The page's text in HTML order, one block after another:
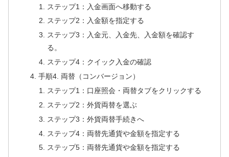
ステップ1：入金画面へ移動する
ステップ2：入金額を指定する
ステップ3：入金元、入金先、入金額を確認す
る。
ステップ4：クイック入金の確認
手順4. 両替（コンバージョン）
ステップ1：口座照会・両替タブをクリックする
ステップ2：外貨両替を選ぶ
ステップ3：外貨両替手続きへ
ステップ4：両替先通貨や金額を指定する
ステップ5：両替先通貨や金額を指定する